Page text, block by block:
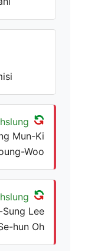
Mun-Ki
Woo
Lee
hun Oh